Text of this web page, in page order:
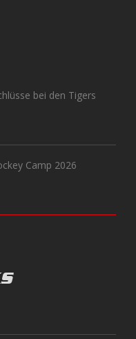
bei den Tigers
Camp 2026